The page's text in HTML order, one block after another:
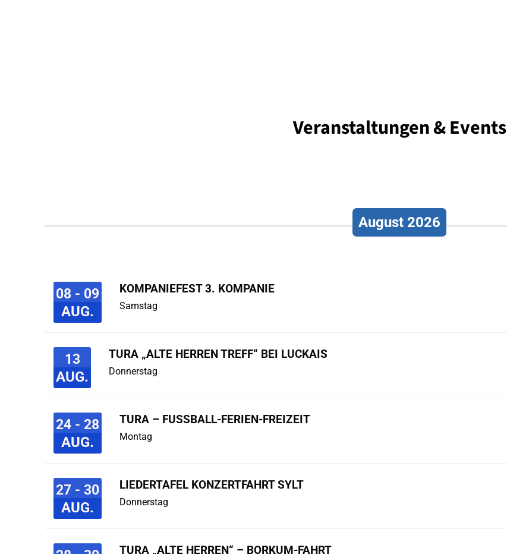
Veranstaltungen & Events
August 2026
08 - 09
AUG.
KOMPANIEFEST 3. KOMPANIE
Samstag
13
AUG.
TURA „ALTE HERREN TREFF“ BEI LUCKAIS
Donnerstag
24 - 28
AUG.
TURA – FUSSBALL-FERIEN-FREIZEIT
Montag
27 - 30
AUG.
LIEDERTAFEL KONZERTFAHRT SYLT
Donnerstag
TURA „ALTE HERREN“ – BORKUM-FAHRT